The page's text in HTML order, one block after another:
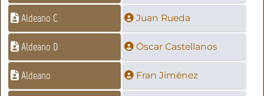
Aldeano C Juan Rueda
Aldeano D Óscar Castellanos
Aldeano Fran Jiménez